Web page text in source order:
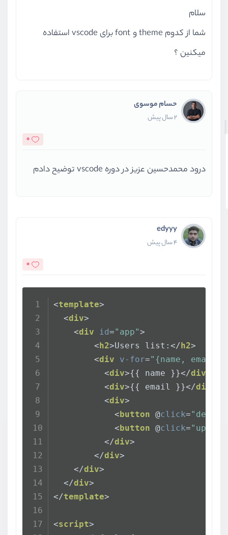
سلام
شما از کدوم theme و font برای vscode استفاده
میکنین ؟
حسام موسوی
2 سال پیش
0
درود محمدحسین عزیز در دوره vscode توضیح دادم
edyyy
4 سال پیش
0
<template>
<div>
<div id="app">
<h2>Users list: </h2>
<div v-for="{name,
<div>{{ name }}</div
<div>{{ email }}</div
<div>
<button @click=
<button @click=
</div>
</div>
</div>
</div>
</template>
<script>